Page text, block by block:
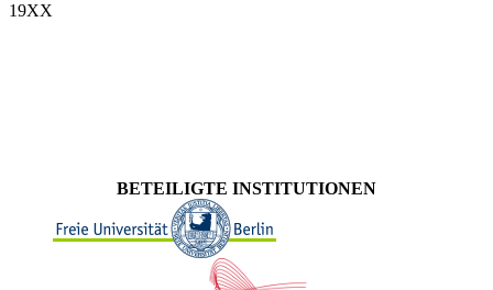
19XX
BETEILIGTE INSTITUTIONEN